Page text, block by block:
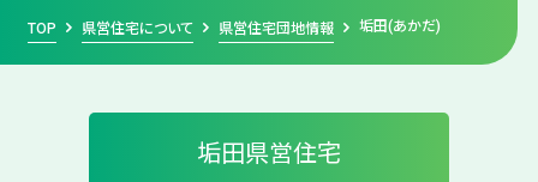
TOP 県営住宅について 県営住宅団地情報 垢田(あかだ)
垢田県営住宅